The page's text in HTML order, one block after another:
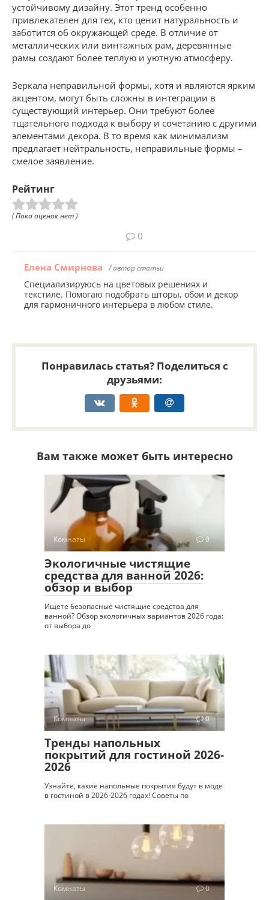
устойчивому дизайну. Этот тренд особенно
привлекателен для тех, кто ценит натуральность и
заботится об окружающей среде. В отличие от
металлических или винтажных рам, деревянные
рамы создают более теплую и уютную атмосферу.
Зеркала неправильной формы, хотя и являются ярким
акцентом, могут быть сложны в интеграции в
существующий интерьер. Они требуют более
тщательного подхода к выбору и сочетанию с другими
элементами декора. В то время как минимализм
предлагает нейтральность, неправильные формы –
смелое заявление.
Рейтинг
( Пока оценок нет )
0
Елена Смирнова / автор статьи
Специализируюсь на цветовых решениях и
текстиле. Помогаю подобрать шторы, обои и декор
для гармоничного интерьера в любом стиле.
Понравилась статья? Поделиться с
друзьями:
Вам также может быть интересно
Комнаты 0
Экологичные чистящие
средства для ванной 2026:
обзор и выбор
Ищете безопасные чистящие средства для
ванной? Обзор экологичных вариантов 2026 года:
от выбора до
Комнаты 0
Тренды напольных
покрытий для гостиной 2026-
2026
Узнайте, какие напольные покрытия будут в моде
в гостиной в 2026-2026 годах! Советы по
Комнаты 0